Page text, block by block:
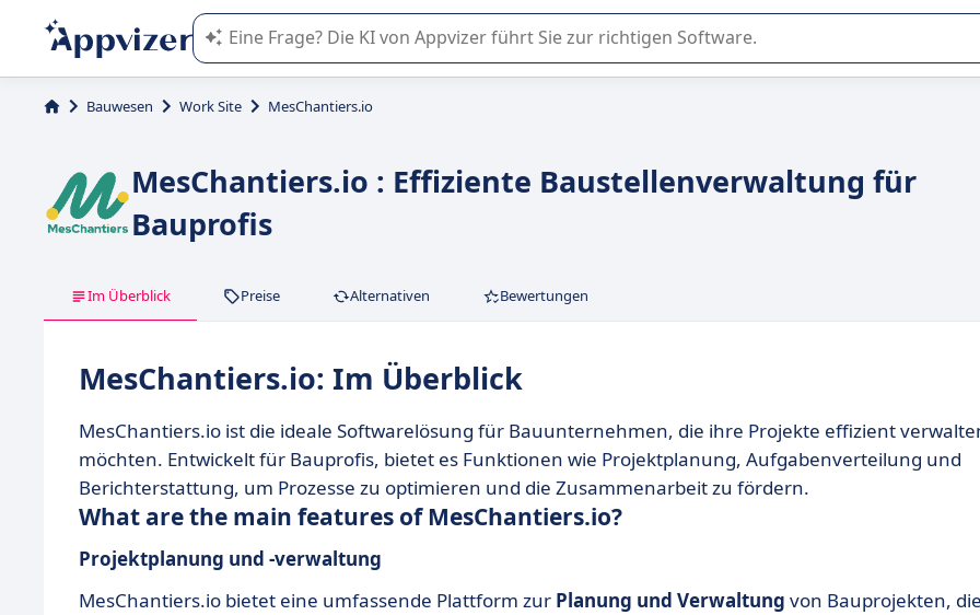
Die KI von Appvizer führt Sie bei der Nutzung oder Auswahl von SaaS-Software in Unternehmen.
Bauwesen Work Site MesChantiers.io
MesChantiers.io : Effiziente Baustellenverwaltung für
Bauprofis
Im Überblick Preise Alternativen Bewertungen
MesChantiers.io: Im Überblick
MesChantiers.io ist die ideale Softwarelösung für Bauunternehmen, die ihre Projekte effizient
möchten. Entwickelt für Bauprofis, bietet es Funktionen wie Projektplanung, Aufgabenverteilung und
Berichterstattung, um Prozesse zu optimieren und die Zusammenarbeit zu fördern.
What are the main features of MesChantiers.io?
Projektplanung und -verwaltung
MesChantiers.io bietet eine umfassende Plattform zur Planung und Verwaltung von Bauprojekten,